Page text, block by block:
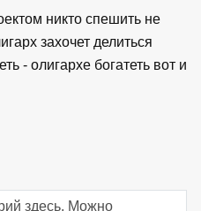
никто спешить не
захочет делиться
- олигархе богатеть вот и